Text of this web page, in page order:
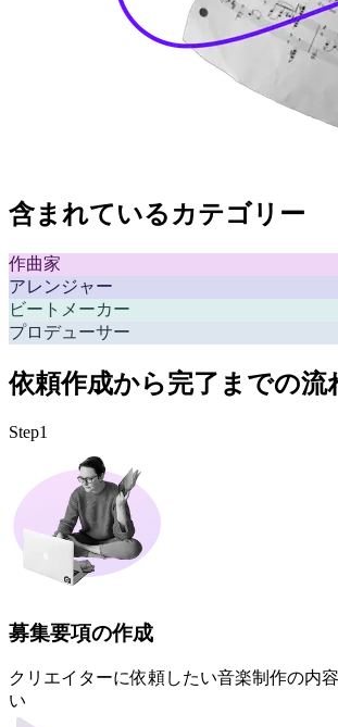
含まれているカテゴリー
作曲家
アレンジャー
ビートメーカー
プロデューサー
依頼作成から完了までの流
Step1
募集要項の作成
クリエイターに依頼したい音楽制作の内
い